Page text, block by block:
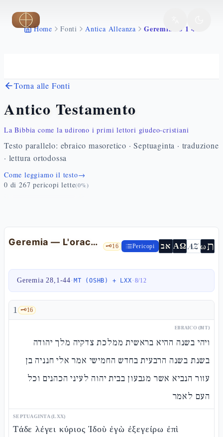
Vai al contenuto principale
Home Fonti Antica Alleanza Geremia 28 1 44
Torna alle Fonti
Antico Testamento
La Bibbia come la udirono i primi lettori giudeo-cristiani
Testo parallelo: ebraico masoretico · Septuaginta · traduzione
· lettura ortodossa
Come leggiamo il testo→
0 di 267 pericopi lette(0%)
Geremia — L'oracolo contro Babilonia (dislocazione LXX/TM: greco = TM Ger 51, ebraico = TM Ger 28) 🗝️16 Pericopi אב ΑΩ AZωת
Geremia 28,1-44· MT (OSHB) + LXX· 8/12
1 🗝️16
EBRAICO (MT)
ויהי בשנה ההיא בראשית ממלכת צדקיה מלך יהודה
בשנת בשנה הרבעית בחדש החמישי אמר אלי חנניה בן
עזור הנביא אשר מגבעון בבית יהוה לעיני הכהנים וכל
העם לאמר
SEPTUAGINTA (LXX)
Τάδε λέγει κύριος Ἰδοὺ ἐγὼ ἐξεγείρω ἐπὶ